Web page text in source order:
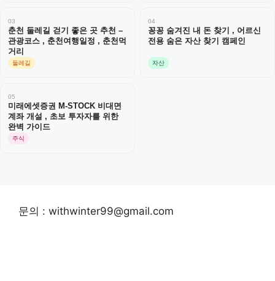
03
춘천 둘레길 걷기 좋은 곳 추천 –
관광코스 , 춘천여행일정 , 춘천먹
거리
둘레길
04
꽁꽁 숨겨진 내 돈 찾기 , 어르신
전용 숨은 자산 찾기 캠페인
자산
05
미래에셋증권 M-STOCK 비대면
계좌 개설 , 초보 투자자를 위한
완벽 가이드
주식
문의 : withwinter99@gmail.com